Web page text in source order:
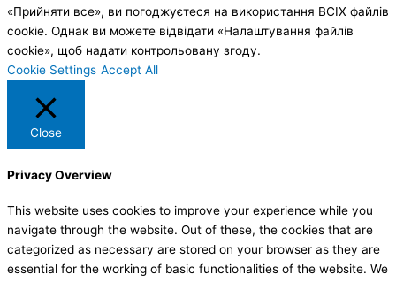
«Прийняти все», ви погоджуєтеся на використання ВСІХ файлів
cookie. Однак ви можете відвідати «Налаштування файлів
cookie», щоб надати контрольовану згоду.
Cookie Settings Accept All
Close
Privacy Overview
This website uses cookies to improve your experience while you
navigate through the website. Out of these, the cookies that are
categorized as necessary are stored on your browser as they are
essential for the working of basic functionalities of the website. We